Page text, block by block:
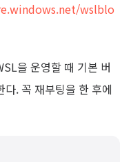
wslblo
을 운영할 때 기본 버
. 꼭 재부팅을 한 후에